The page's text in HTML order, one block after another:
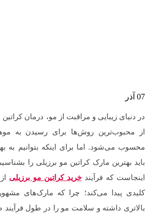
07 آذر
در دنیای زیبایی و مراقبت از مو، درمان
از محبوب‌ترین روش‌ها برای رسیدن به
محسوب می‌شود. اما برای اینکه بتوانیم به
باید بهترین مارک کراتین مو برزیلی را
اینجاست که فرآیند خرید کراتین مو برزیلی
کلیدی پیدا می‌کند؛ چرا که مارک‌های
بالاتری داشته و سلامت مو را در طول